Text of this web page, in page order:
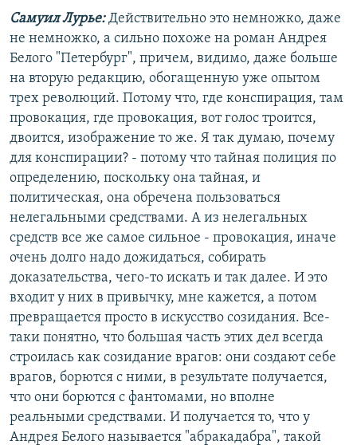
Самуил Лурье:Действительно это немножко, даже
не немножко, а сильно похоже на роман Андрея
Белого "Петербург", причем, видимо, даже больше
на вторую редакцию, обогащенную уже опытом
трех революций. Потому что, где конспирация, там
провокация, где провокация, вот голос троится,
двоится, изображение то же. Я так думаю, почему
для конспирации? - потому что тайная полиция по
определению, поскольку она тайная, и
политическая, она обречена пользоваться
нелегальными средствами. А из нелегальных
средств все же самое сильное - провокация, иначе
очень долго надо дожидаться, собирать
доказательства, чего-то искать и так далее. И это
входит у них в привычку, мне кажется, а потом
превращается просто в искусство созидания. Все-
таки понятно, что большая часть этих дел всегда
строилась как созидание врагов: они создают себе
врагов, борются с ними, в результате получается,
что они борются с фантомами, но вполне
реальными средствами. И получается то, что у
Андрея Белого называется "абракадабра", такой